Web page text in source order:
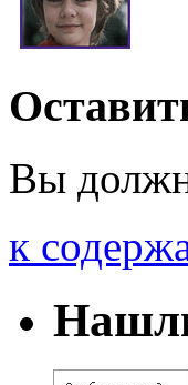
Вы
к